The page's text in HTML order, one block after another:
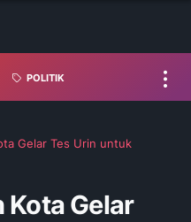
POLITIK
Gelar Tes Urin untuk
Kota Gelar